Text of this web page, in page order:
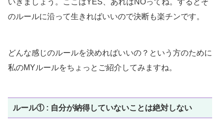
のルールに沿って生きればいいので決断も楽チンです。
どんな感じのルールを決めればいいの？という方のために
私のMYルールをちょっとご紹介してみますね。
ルール① : 自分が納得していないことは絶対しない